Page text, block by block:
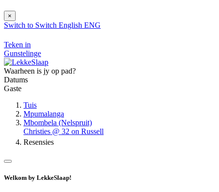
×
Switch to Switch English ENG
Teken in
Gunstelinge
Waarheen is jy op pad?
Datums
Gaste
Tuis
Mpumalanga
Mbombela (Nelspruit)
Christies @ 32 on Russell
Resensies
Welkom by LekkeSlaap!